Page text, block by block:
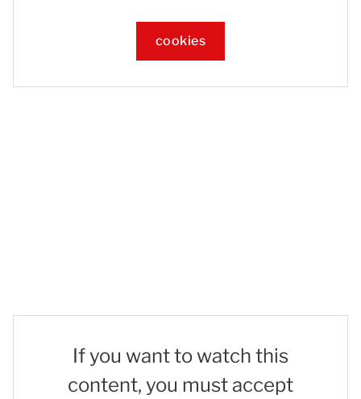
cookies
If you want to watch this
content, you must accept